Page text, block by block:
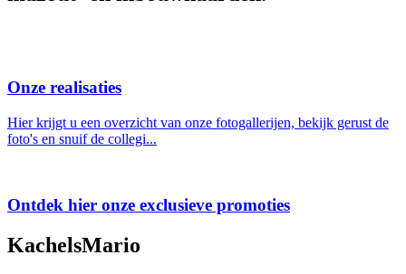
Onze realisaties
Hier krijgt u een overzicht van onze fotogallerijen, bekijk gerust de
foto's en snuif de collegi...
Ontdek hier onze exclusieve promoties
KachelsMario